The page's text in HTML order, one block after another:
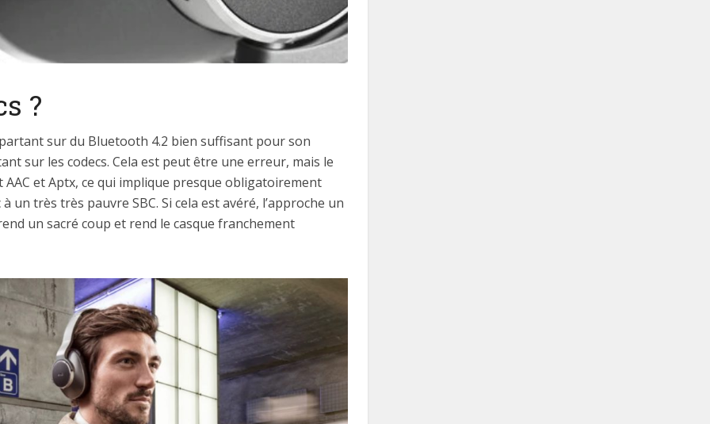
?
sur du Bluetooth 4.2 bien suffisant pour son
sur les codecs. Cela est peut être une erreur, mais le
et Aptx, ce qui implique presque obligatoirement
un très très pauvre SBC. Si cela est avéré, l’approche un
un sacré coup et rend le casque franchement